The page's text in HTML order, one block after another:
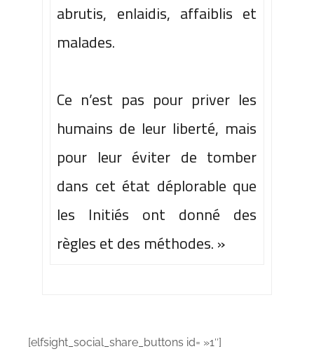
abrutis, enlaidis, affaiblis et
malades.
Ce n’est pas pour priver les
humains de leur liberté, mais
pour leur éviter de tomber
dans cet état déplorable que
les Initiés ont donné des
règles et des méthodes. »
[elfsight_social_share_buttons id= »1″]